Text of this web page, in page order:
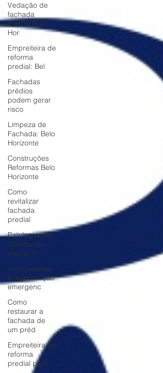
Vedação de
fachada
Predial Belo
Hor
Empreiteira de
reforma
predial: Bel
Fachadas
prédios
podem gerar
risco
Limpeza de
Fachada: Belo
Horizonte
Construções
Reformas Belo
Horizonte
Como
revitalizar
fachada
predial
Patologias na
construção
civil fach
Como realizar
a manutenção
emergenc
Como
restaurar a
fachada de
um préd
Empreiteira de
reforma
predial para